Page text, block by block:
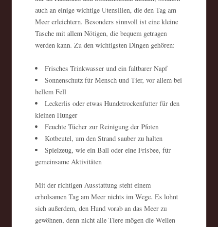
auch an einige wichtige Utensilien, die den Tag am
Meer erleichtern. Besonders sinnvoll ist eine kleine
Tasche mit allem Nötigen, die bequem getragen
werden kann. Zu den wichtigsten Dingen gehören:
Frisches Trinkwasser und ein faltbarer Napf
Sonnenschutz für Mensch und Tier, vor allem bei
hellem Fell
Leckerlis oder etwas Hundetrockenfutter für den
kleinen Hunger
Feuchte Tücher zur Reinigung der Pfoten
Kotbeutel, um den Strand sauber zu halten
Spielzeug, wie ein Ball oder eine Frisbee, für
gemeinsame Aktivitäten
Mit der richtigen Ausstattung steht einem
erholsamen Tag am Meer nichts im Wege. Es lohnt
sich außerdem, den Hund vorab an das Meer zu
gewöhnen, denn nicht alle Tiere mögen die Wellen